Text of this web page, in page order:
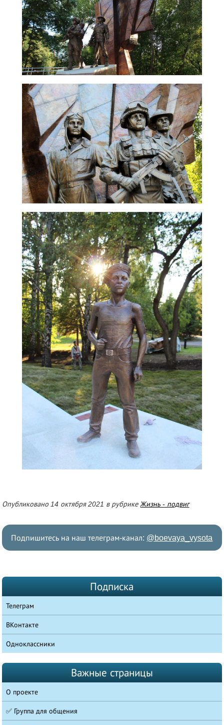
Опубликовано 14 октября 2021 в рубрике Жизнь - подвиг
Подпишитесь на наш телеграм-канал: @boevaya_vysota
Подписка
Телеграм
ВКонтакте
Одноклассники
Важные страницы
О проекте
✅ Группа для общения